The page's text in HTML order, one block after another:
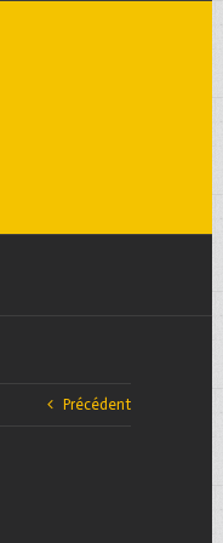
Précédent